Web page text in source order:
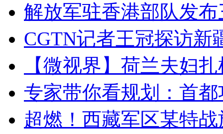
解放军驻香港部队发
CGTN记者王冠探访新
【微视界】荷兰夫妇
专家带你看规划：首
超燃！西藏军区某特